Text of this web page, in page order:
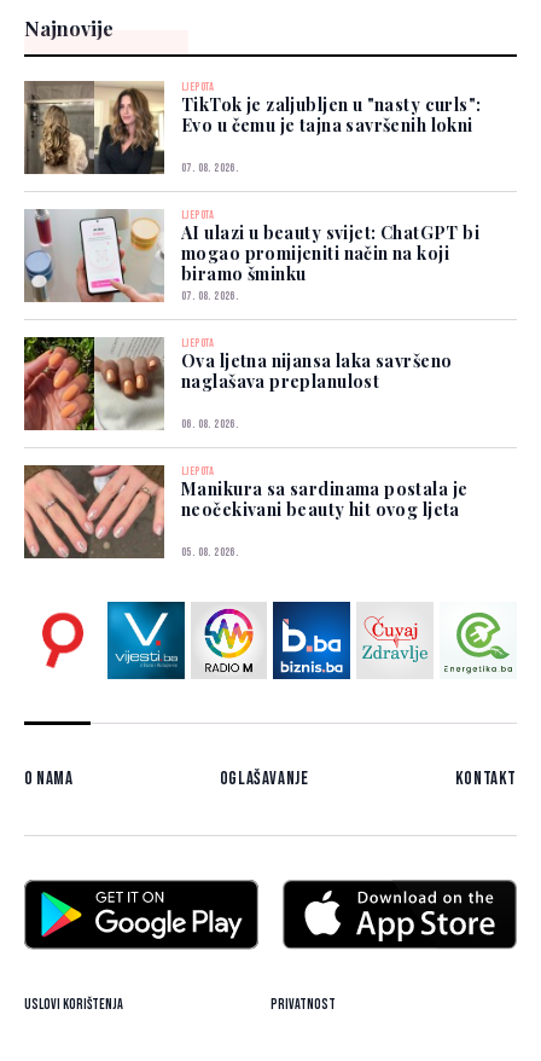
Najnovije
LJEPOTA
TikTok je zaljubljen u "nasty curls":
Evo u čemu je tajna savršenih lokni
07. 08. 2026.
LJEPOTA
AI ulazi u beauty svijet: ChatGPT bi
mogao promijeniti način na koji
biramo šminku
07. 08. 2026.
LJEPOTA
Ova ljetna nijansa laka savršeno
naglašava preplanulost
06. 08. 2026.
LJEPOTA
Manikura sa sardinama postala je
neočekivani beauty hit ovog ljeta
05. 08. 2026.
O nama Oglašavanje Kontakt
Uslovi korištenja Privatnost